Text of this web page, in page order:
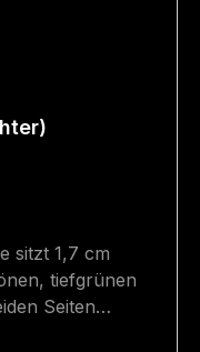
sitzt 1,7 cm
tiefgrünen
Seiten